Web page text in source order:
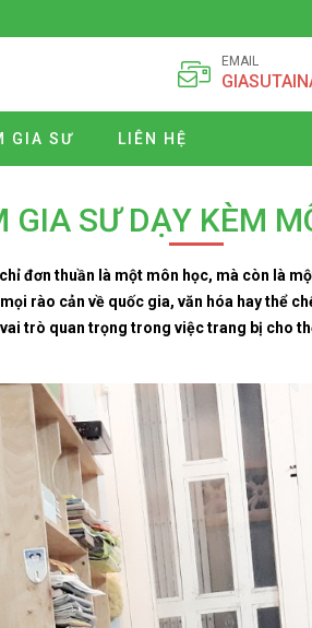
EMAIL
GIA SƯ LIÊN HỆ
GIA SƯ DẠY KÈM
đơn thuần là một môn học, mà còn là
rào cản về quốc gia, văn hóa hay thể
trò quan trọng trong việc trang bị cho